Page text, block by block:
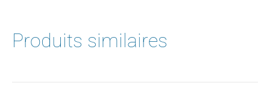
Produits similaires